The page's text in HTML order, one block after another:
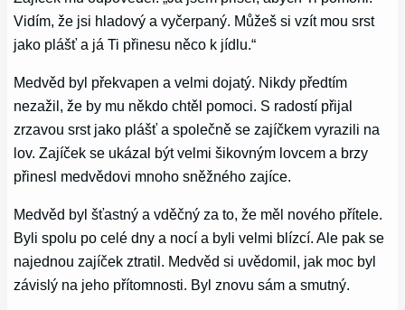
Vidím, že jsi hladový a vyčerpaný. Můžeš si vzít mou srst
jako plášť a já Ti přinesu něco k jídlu.“
Medvěd byl překvapen a velmi dojatý. Nikdy předtím
nezažil, že by mu někdo chtěl pomoci. S radostí přijal
zrzavou srst jako plášť a společně se zajíčkem vyrazili na
lov. Zajíček se ukázal být velmi šikovným lovcem a brzy
přinesl medvědovi mnoho sněžného zajíce.
Medvěd byl šťastný a vděčný za to, že měl nového přítele.
Byli spolu po celé dny a nocí a byli velmi blízcí. Ale pak se
najednou zajíček ztratil. Medvěd si uvědomil, jak moc byl
závislý na jeho přítomnosti. Byl znovu sám a smutný.